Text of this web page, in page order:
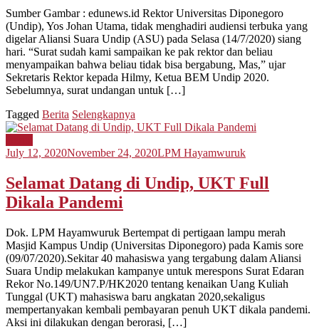
Sumber Gambar : edunews.id Rektor Universitas Diponegoro
(Undip), Yos Johan Utama, tidak menghadiri audiensi terbuka yang
digelar Aliansi Suara Undip (ASU) pada Selasa (14/7/2020) siang
hari. “Surat sudah kami sampaikan ke pak rektor dan beliau
menyampaikan bahwa beliau tidak bisa bergabung, Mas,” ujar
Sekretaris Rektor kepada Hilmy, Ketua BEM Undip 2020.
Sebelumnya, surat undangan untuk […]
Tagged Berita Selengkapnya
July 12, 2020November 24, 2020LPM Hayamwuruk
Selamat Datang di Undip, UKT Full
Dikala Pandemi
Dok. LPM Hayamwuruk Bertempat di pertigaan lampu merah
Masjid Kampus Undip (Universitas Diponegoro) pada Kamis sore
(09/07/2020).Sekitar 40 mahasiswa yang tergabung dalam Aliansi
Suara Undip melakukan kampanye untuk merespons Surat Edaran
Rekor No.149/UN7.P/HK2020 tentang kenaikan Uang Kuliah
Tunggal (UKT) mahasiswa baru angkatan 2020,sekaligus
mempertanyakan kembali pembayaran penuh UKT dikala pandemi.
Aksi ini dilakukan dengan berorasi, […]